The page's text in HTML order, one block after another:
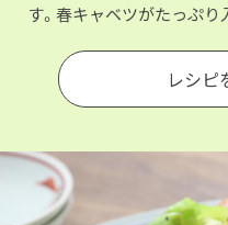
す。春キャベツがたっぷり
レシピ